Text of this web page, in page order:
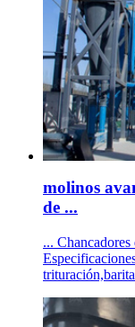
molinos
de ...
...